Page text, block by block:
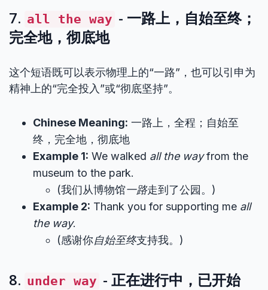
7. all the way - 一路上，自始至终；
完全地，彻底地
这个短语既可以表示物理上的“一路”，也可以引申为
精神上的“完全投入”或“彻底坚持”。
Chinese Meaning: 一路上，全程；自始至
终，完全地，彻底地
Example 1: We walked all the wayfrom the
museum to the park.
(我们从博物馆一路走到了公园。)
Example 2: Thank you for supporting me all
the way.
(感谢你自始至终支持我。)
8. under way - 正在进行中，已开始